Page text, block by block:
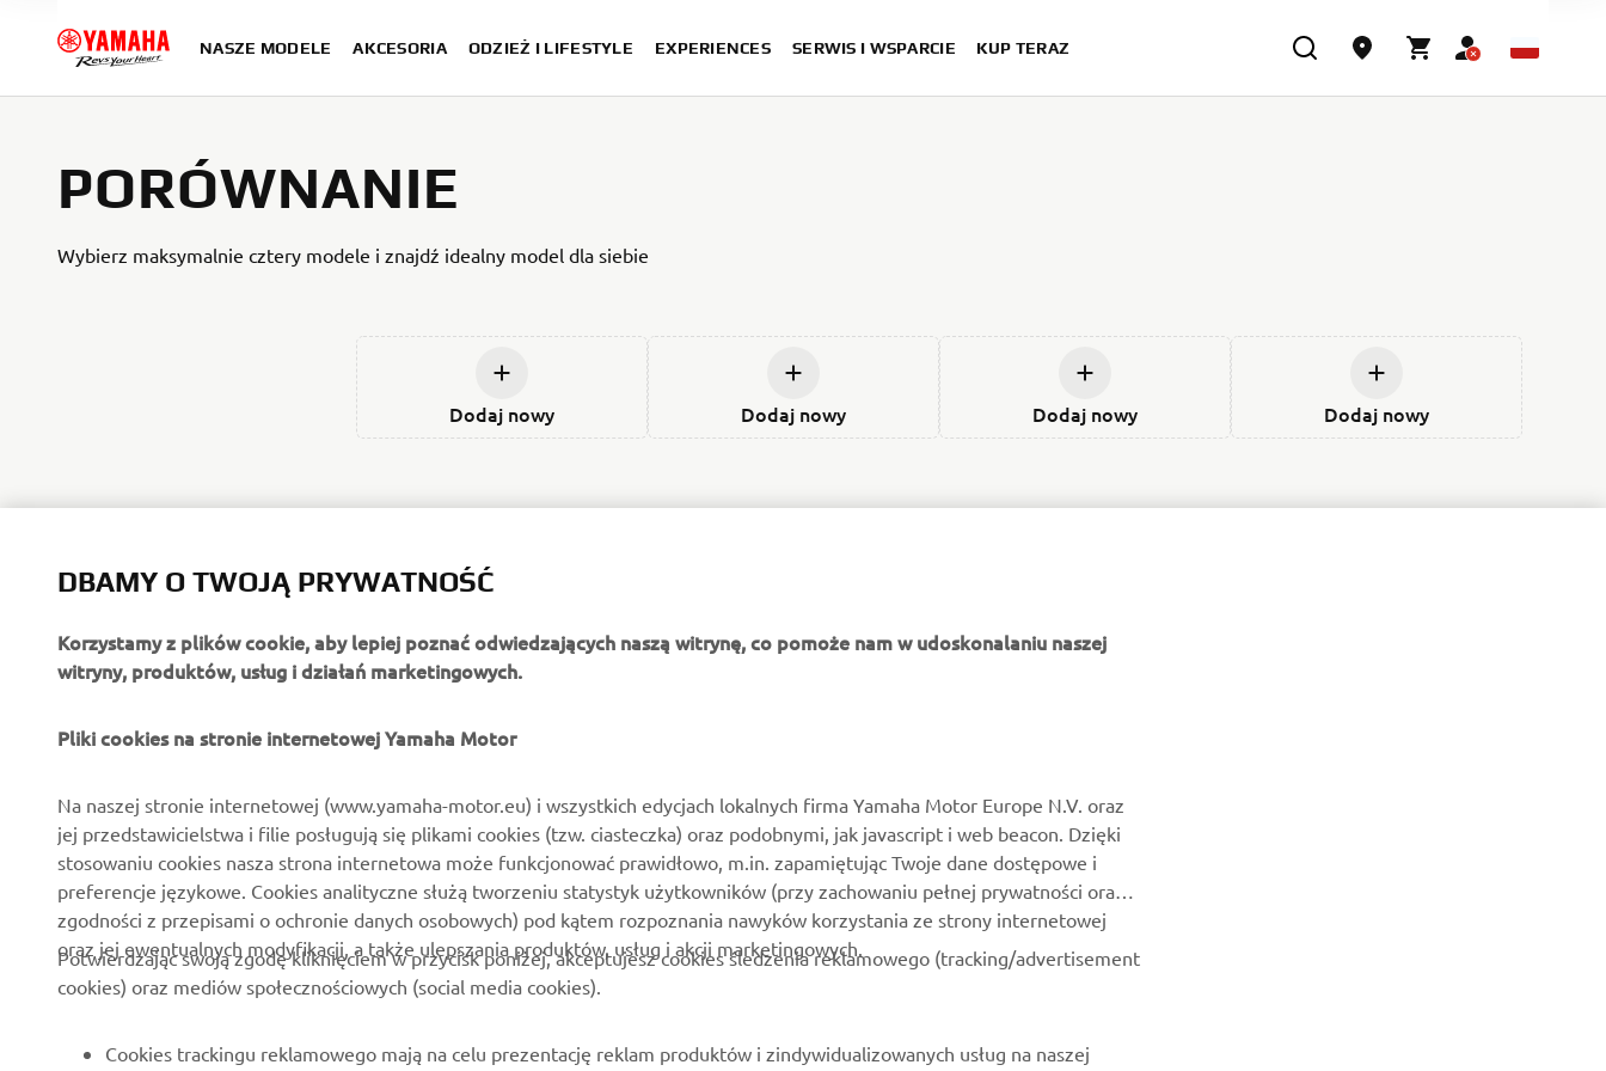
NASZE MODELE AKCESORIA ODZIEŻ I LIFESTYLE EXPERIENCES SERWIS I WSPARCIE KUP TERAZ
PORÓWNANIE
Wybierz maksymalnie cztery modele i znajdź idealny model dla siebie
Dodaj nowy Dodaj nowy Dodaj nowy Dodaj nowy
O FIRMIE
Aktualności
Polska strona prasowa
Broszury
Zostań dealerem
DLA BIZNESU
Systemy Yamaha eBike
Służby mundurowe
funkcjonalne
Ratownictwo
Szkoły jazdy
Yamaha Music
Yamaha Racing
Yamaha Motor Global
Aplikacje mobilne
Zarezerwuj konserwację
Kontakt
Mapa dealerów
Zarządzania zużytymi
wydarzeniach specjalnych, nowościach i nie tylko
przetwarzamy Twoje dane osobowe:
DBAMY O TWOJĄ PRYWATNOŚĆ
Korzystamy z plików cookie, aby lepiej poznać odwiedzających naszą witrynę, co pomoże nam w udoskonalaniu naszej
witryny, produktów, usług i działań marketingowych.
Pliki cookies na stronie internetowej Yamaha Motor
Na naszej stronie internetowej (www.yamaha-motor.eu) i wszystkich edycjach lokalnych firma Yamaha Motor Europe N.V. oraz
jej przedstawicielstwa i filie posługują się plikami cookies (tzw. ciasteczka) oraz podobnymi, jak javascript i web beacon. Dzięki
stosowaniu cookies nasza strona internetowa może funkcjonować prawidłowo, m.in. zapamiętując Twoje dane dostępowe i
preferencje językowe. Cookies analityczne służą tworzeniu statystyk użytkowników (przy zachowaniu pełnej prywatności oraz
zgodności z przepisami o ochronie danych osobowych) pod kątem rozpoznania nawyków korzystania ze strony internetowej
oraz jej ewentualnych modyfikacji, a także ulepszania produktów, usług i akcji marketingowych.
Potwierdzając swoją zgodę kliknięciem w przycisk poniżej, akceptujesz cookies śledzenia reklamowego (tracking/advertisement
cookies) oraz mediów społecznościowych (social media cookies).
Cookies trackingu reklamowego mają na celu prezentację reklam produktów i zindywidualizowanych usług na naszej